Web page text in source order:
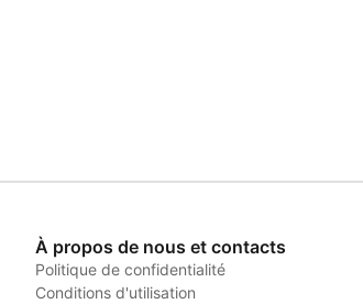
À propos de nous et contacts
Politique de confidentialité
Conditions d'utilisation